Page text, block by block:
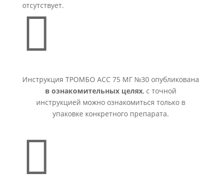
отсутствует.

Инструкция ТРОМБО АСС 75 МГ №30 опубликована
в ознакомительных целях, с точной
инструкцией можно ознакомиться только в
упаковке конкретного препарата.
